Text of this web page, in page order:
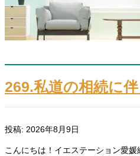
269.私道の相続に
投稿: 2026年8月9日
こんにちは！イエステーション愛